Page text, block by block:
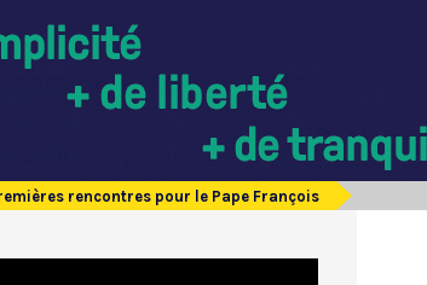
rencontres pour le Pape François